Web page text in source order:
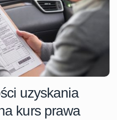
uzyskania
kurs prawa